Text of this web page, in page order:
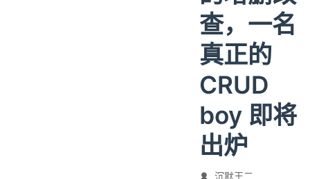
查，一名
真正的
CRUD
boy 即将
出炉
沉默王二